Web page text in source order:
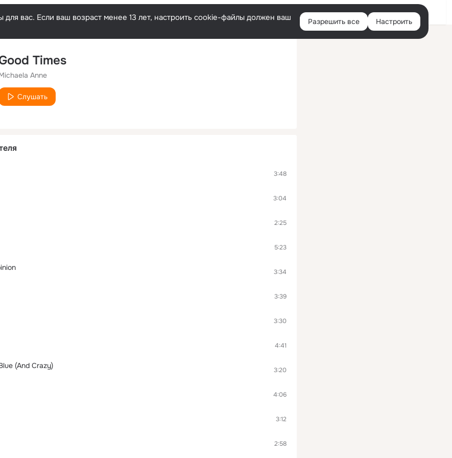
Войти
вас. Если ваш возраст менее 13 лет, настроить cookie-файлы должен ваш
Разрешить все Настроить
Times
Anne
Слушать
3:48
3:04
2:25
5:23
3:34
3:39
3:30
4:41
(And Crazy) 3:20
4:06
3:12
2:58